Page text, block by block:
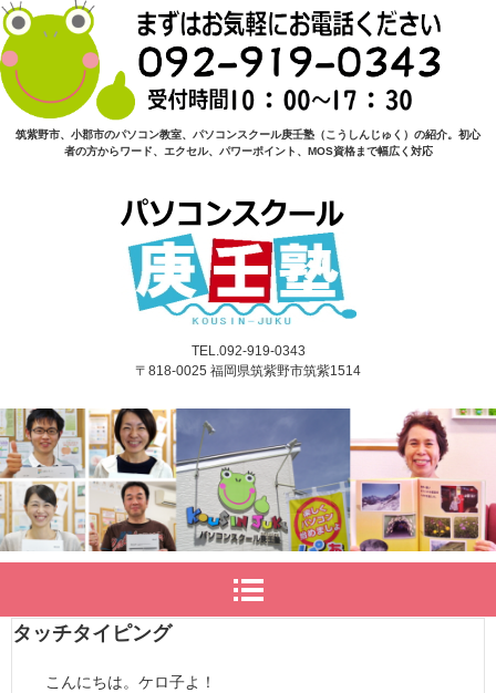
筑紫野市、小郡市のパソコン教室、パソコンスクール庚壬塾（こうしんじゅく）の紹介。初心
者の方からワード、エクセル、パワーポイント、MOS資格まで幅広く対応
TEL.092-919-0343
〒818-0025 福岡県筑紫野市筑紫1514
タッチタイピング
こんにちは。ケロ子よ！